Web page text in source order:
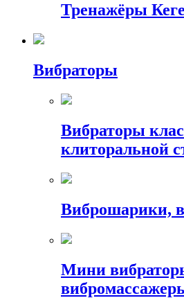
Тренажёры
Вибраторы
Вибраторы
клиторальной
Виброшарики,
Мини